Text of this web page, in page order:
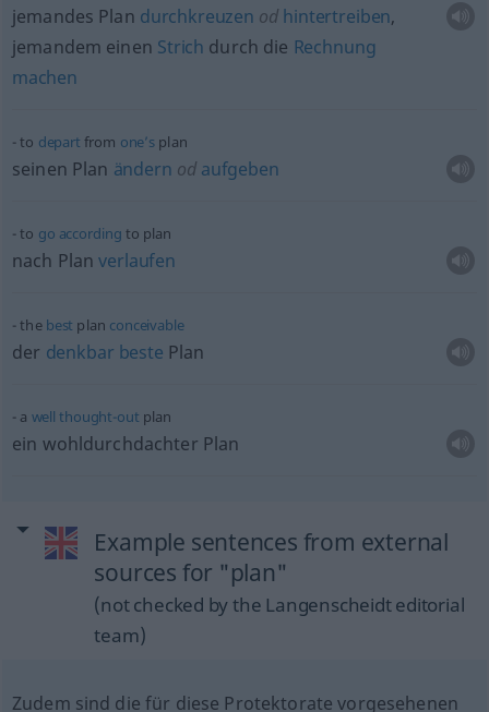
jemandes Plan durchkreuzen od hintertreiben,
jemandem einen Strich durch die Rechnung
machen
to depart from one’s plan
seinen Plan ändern od aufgeben
to go according to plan
nach Planverlaufen
the best plan conceivable
der denkbar beste Plan
a well thought-out plan
ein wohldurchdachter Plan
Example sentences from external
sources for "plan"
(not checked by the Langenscheidt editorial
team)
Zudem sind die für diese Protektorate vorgesehenen